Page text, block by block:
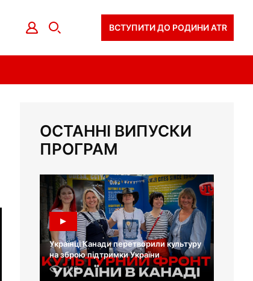
ВСТУПИТИ ДО РОДИНИ ATR
ОСТАННІ ВИПУСКИ
ПРОГРАМ
Українці Канади перетворили культуру
на зброю підтримки України
118